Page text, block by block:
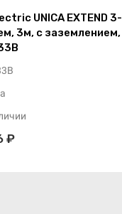
UNICA EXTEND 3-
3м, с заземлением,
₽